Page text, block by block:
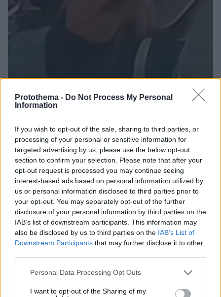
Protothema - Do Not Process My Personal
Information
If you wish to opt-out of the sale, sharing to third parties, or
processing of your personal or sensitive information for
targeted advertising by us, please use the below opt-out
section to confirm your selection. Please note that after your
opt-out request is processed you may continue seeing
interest-based ads based on personal information utilized by
us or personal information disclosed to third parties prior to
your opt-out. You may separately opt-out of the further
disclosure of your personal information by third parties on the
IAB’s list of downstream participants. This information may
also be disclosed by us to third parties on the IAB’s List of
Downstream Participants that may further disclose it to other
Please note that this website/app uses one or more Google
not limited to your visit or usage behaviour. You may click to
Personal Data Processing Opt Outs
I want to opt-out of the Sharing of my
Οργή στο Περού για το βίντεο της σεξουαλικής
επίθεσης μαέστρου σε 26χρονη τραγουδίστρια:
μπάντα της